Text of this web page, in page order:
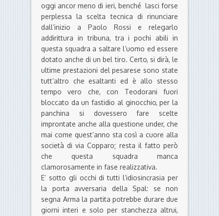
oggi ancor meno di ieri, benché lasci forse
perplessa la scelta tecnica di rinunciare
dall’inizio a Paolo Rossi e relegarlo
addirittura in tribuna, tra i pochi abili in
questa squadra a saltare l’uomo ed essere
dotato anche di un bel tiro. Certo, si dirà, le
ultime prestazioni del pesarese sono state
tutt’altro che esaltanti ed è allo stesso
tempo vero che, con Teodorani fuori
bloccato da un fastidio al ginocchio, per la
panchina si dovessero fare scelte
improntate anche alla questione under, che
mai come quest’anno sta così a cuore alla
società di via Copparo; resta il fatto però
che questa squadra manca
clamorosamente in fase realizzativa.
E’ sotto gli occhi di tutti l’idiosincrasia per
la porta avversaria della Spal: se non
segna Arma la partita potrebbe durare due
giorni interi e solo per stanchezza altrui,